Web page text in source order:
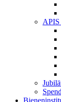
APIS